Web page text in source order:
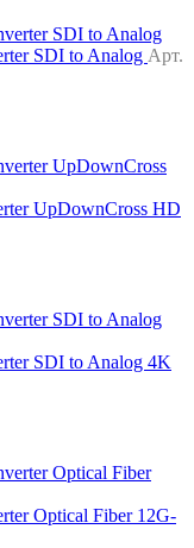
SDI to Analog Арт.
UpDownCross HD
SDI to Analog 4K
Optical Fiber 12G-